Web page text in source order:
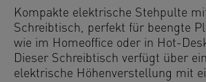
Kompakte elektrische Stehpulte
Schreibtisch, perfekt für beengte
wie im Homeoffice oder in Hot-
Dieser Schreibtisch verfügt über
elektrische Höhenverstellung mit